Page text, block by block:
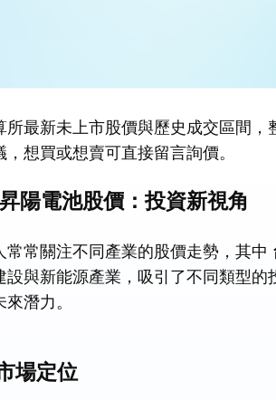
所最新未上市股價與歷史成交區間
想買或想賣可直接留言詢價。
陽電池股價：投資新視角
常關注不同產業的股價走勢，其中
設與新能源產業，吸引了不同類型
潛力。
場定位